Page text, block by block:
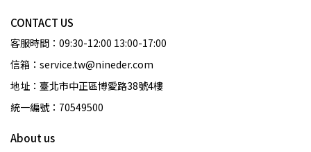
CONTACT US
客服時間：09:30-12:00 13:00-17:00
信箱：service.tw@nineder.com
地址：臺北市中正區博愛路38號4樓
統一編號：70549500
About us